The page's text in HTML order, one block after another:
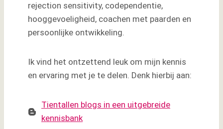
rejection sensitivity, codependentie,
hooggevoeligheid, coachen met paarden en
persoonlijke ontwikkeling.
Ik vind het ontzettend leuk om mijn kennis
en ervaring met je te delen. Denk hierbij aan:
Tientallen blogs in een uitgebreide
kennisbank